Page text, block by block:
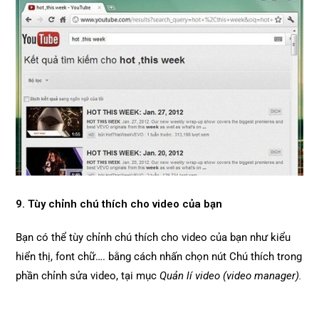
9. Tùy chỉnh chú thích cho video của bạn
Bạn có thể tùy chỉnh chú thích cho video của bạn như kiểu
hiển thị, font chữ…. bằng cách nhấn chọn nút Chú thích trong
phần chỉnh sửa video, tại mụcQuản lí video (video manager).